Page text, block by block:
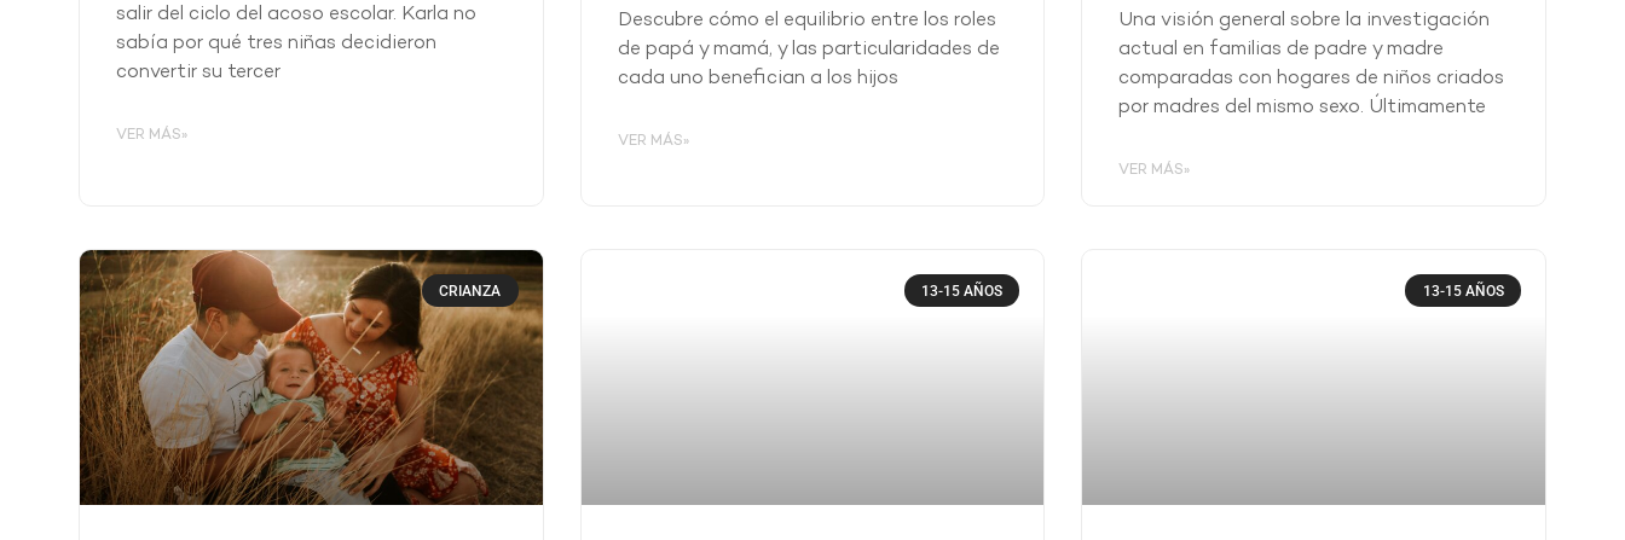
salir del ciclo del acoso escolar. Karla no
sabía por qué tres niñas decidieron
convertir su tercer
VER MÁS»
Descubre cómo el equilibrio entre los roles
de papá y mamá, y las particularidades de
cada uno benefician a los hijos
VER MÁS»
Una visión general sobre la investigación
actual en familias de padre y madre
comparadas con hogares de niños criados
por madres del mismo sexo. Últimamente
VER MÁS»
CRIANZA 13-15 AÑOS 13-15 AÑOS